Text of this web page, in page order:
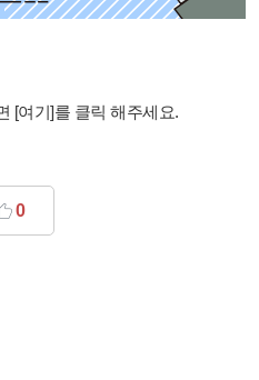
[여기]를 클릭 해주세요.
0